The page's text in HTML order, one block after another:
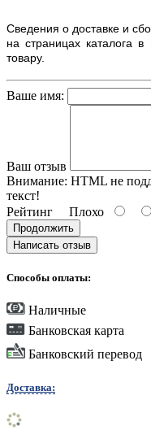
Сведения о доставке и
на страницах каталога
товару.
Ваше имя:
Ваш отзыв
Внимание: HTML не
текст!
Рейтинг Плохо
Продолжить
Написать отзыв
Способы оплаты:
Наличные
Банковская карта
Банковский перевод
Доставка: